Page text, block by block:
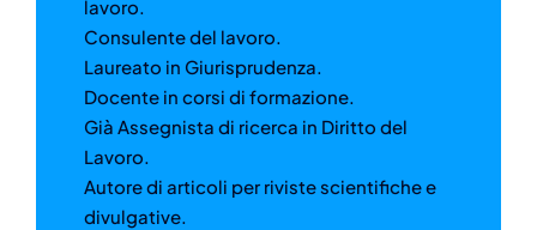
lavoro.
Consulente del lavoro.
Laureato in Giurisprudenza.
Docente in corsi di formazione.
Già Assegnista di ricerca in Diritto del
Lavoro.
Autore di articoli per riviste scientifiche e
divulgative.